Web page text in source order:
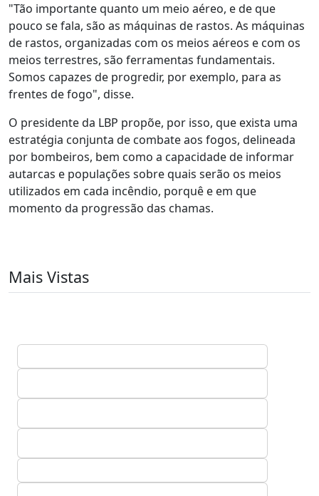
"Tão importante quanto um meio aéreo, e de que
pouco se fala, são as máquinas de rastos. As máquinas
de rastos, organizadas com os meios aéreos e com os
meios terrestres, são ferramentas fundamentais.
Somos capazes de progredir, por exemplo, para as
frentes de fogo", disse.
O presidente da LBP propõe, por isso, que exista uma
estratégia conjunta de combate aos fogos, delineada
por bombeiros, bem como a capacidade de informar
autarcas e populações sobre quais serão os meios
utilizados em cada incêndio, porquê e em que
momento da progressão das chamas.
Mais Vistas